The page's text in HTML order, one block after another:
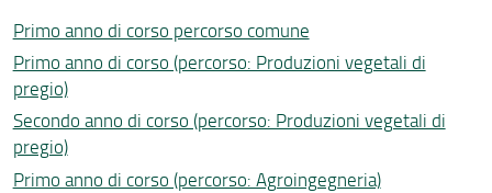
Primo anno di corso percorso comune
Primo anno di corso (percorso: Produzioni vegetali di
pregio)
Secondo anno di corso (percorso: Produzioni vegetali di
pregio)
Primo anno di corso (percorso: Agroingegneria)